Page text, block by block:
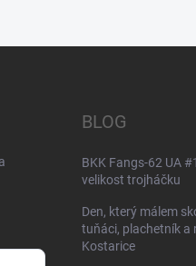
BLOG
BKK Fangs-62 UA
velikost trojháčku
Den, který málem
tuňáci, plachetník a
Kostarice